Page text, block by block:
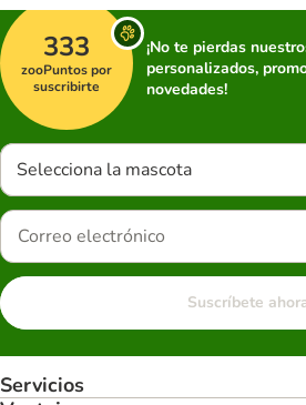
333
zooPuntos por
suscribirte
¡No te pierdas
personalizados,
novedades!
Selecciona la mascota
Suscríbete
Servicios